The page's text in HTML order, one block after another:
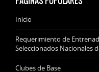
Inicio
Requerimiento de
Seleccionados Nacionales
Clubes de Base